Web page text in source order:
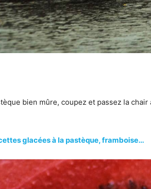
bien mûre, coupez et passez la
glacées à la pastèque, framboise…